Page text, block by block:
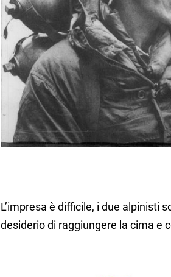
L’impresa è difficile, i due alpinisti
desiderio di raggiungere la cima e